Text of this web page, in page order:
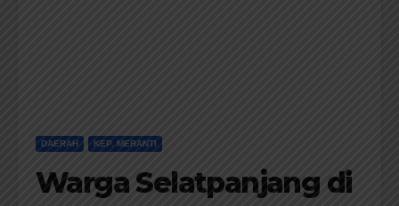
DAERAH KEP. MERANTI
Warga Selatpanjang di